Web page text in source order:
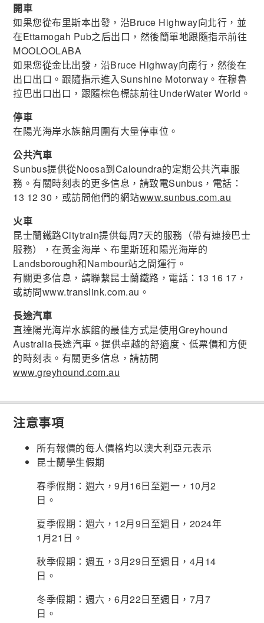
開車
如果您從布里斯本出發，沿Bruce Highway向北行，並
在Ettamogah Pub之后出口，然後簡單地跟隨指示前往
MOOLOOLABA
如果您從金比出發，沿Bruce Highway向南行，然後在
出口出口。跟隨指示進入Sunshine Motorway。在穆魯
拉巴出口出口，跟隨棕色標誌前往UnderWater World。
停車
在陽光海岸水族館周圍有大量停車位。
公共汽車
Sunbus提供從Noosa到Caloundra的定期公共汽車服
務。有關時刻表的更多信息，請致電Sunbus，電話：
13 12 30，或訪問他們的網站www.sunbus.com.au
火車
昆士蘭鐵路Citytrain提供每周7天的服務（帶有連接巴士
服務），在黃金海岸、布里斯班和陽光海岸的
Landsborough和Nambour站之間運行。
有關更多信息，請聯繫昆士蘭鐵路，電話：13 16 17，
或訪問www.translink.com.au。
長途汽車
直達陽光海岸水族館的最佳方式是使用Greyhound
Australia長途汽車。提供卓越的舒適度、低票價和方便
的時刻表。有關更多信息，請訪問
www.greyhound.com.au
注意事項
所有報價的每人價格均以澳大利亞元表示
昆士蘭學生假期
春季假期：週六，9月16日至週一，10月2
日。
夏季假期：週六，12月9日至週日，2024年
1月21日。
秋季假期：週五，3月29日至週日，4月14
日。
冬季假期：週六，6月22日至週日，7月7
日。